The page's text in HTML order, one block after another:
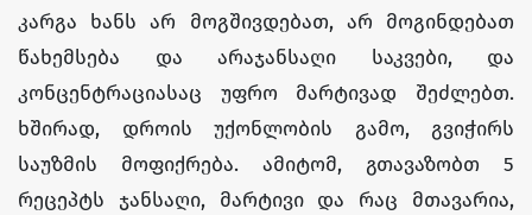
კარგა ხანს არ მოგშივდებათ, არ მოგინდებათ
წახემსება და არაჯანსაღი საკვები, და
კონცენტრაციასაც უფრო მარტივად შეძლებთ.
ხშირად, დროის უქონლობის გამო, გვიჭირს
საუზმის მოფიქრება. ამიტომ, გთავაზობთ 5
რეცეპტს ჯანსაღი, მარტივი და რაც მთავარია,